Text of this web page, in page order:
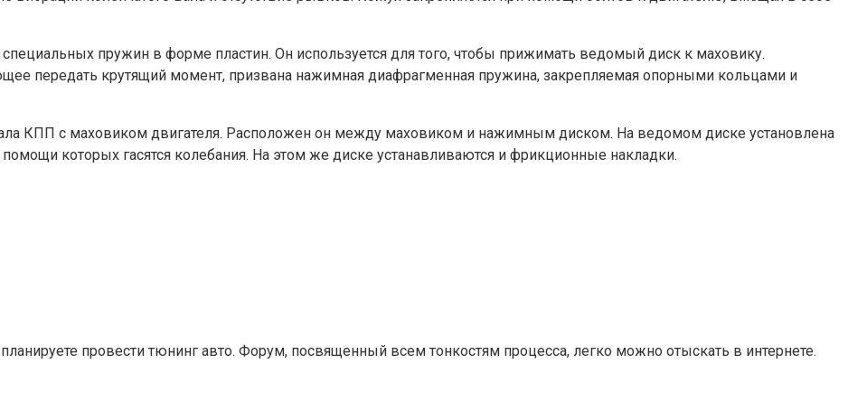
пружин в форме пластин. Он используется для того, чтобы прижимать ведомый диск к маховику.
передать крутящий момент, призвана нажимная диафрагменная пружина, закрепляемая опорными кольцами и
КПП с маховиком двигателя. Расположен он между маховиком и нажимным диском. На ведомом диске установлена
которых гасятся колебания. На этом же диске устанавливаются и фрикционные накладки.
провести тюнинг авто. Форум, посвященный всем тонкостям процесса, легко можно отыскать в интернете.